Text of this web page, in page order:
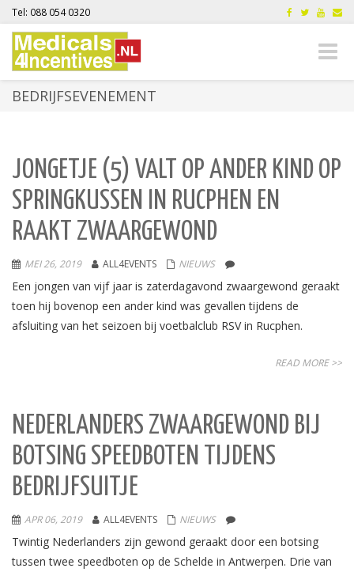
Tel: 088 054 0320
Toggle
BEDRIJFSEVENEMENT
JONGETJE (5) VALT OP ANDER KIND OP
SPRINGKUSSEN IN RUCPHEN EN
RAAKT ZWAARGEWOND
MEI 26, 2019 ALL4EVENTS NIEUWS
Een jongen van vijf jaar is zaterdagavond zwaargewond geraakt
toen hij bovenop een ander kind was gevallen tijdens de
afsluiting van het seizoen bij voetbalclub RSV in Rucphen.
READ MORE >>
NEDERLANDERS ZWAARGEWOND BIJ
BOTSING SPEEDBOTEN TIJDENS
BEDRIJFSUITJE
APR 06, 2019 ALL4EVENTS NIEUWS
Twintig Nederlanders zijn gewond geraakt door een botsing
tussen twee speedboten op de Schelde in Antwerpen. Drie van